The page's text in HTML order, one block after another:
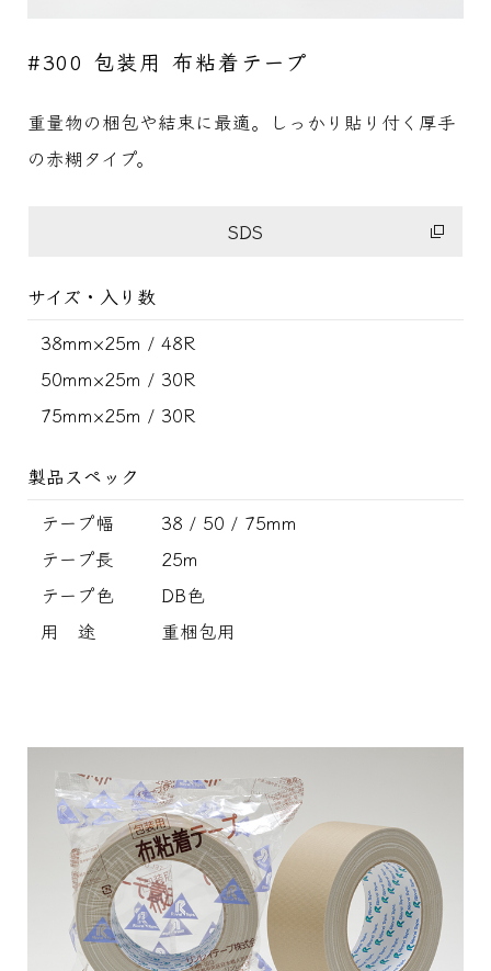
#300 包装用 布粘着テープ
重量物の梱包や結束に最適。しっかり貼り付く厚手
の赤糊タイプ。
SDS
サイズ・入り数
38mm×25m / 48R
50mm×25m / 30R
75mm×25m / 30R
製品スペック
テープ幅
38 / 50 / 75mm
テープ長
25m
テープ色
DB色
用 途
重梱包用